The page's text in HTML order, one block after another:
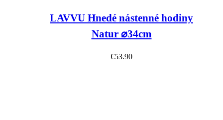
LAVVU Hnedé nástenné hodiny
Natur ⌀34cm
€53.90